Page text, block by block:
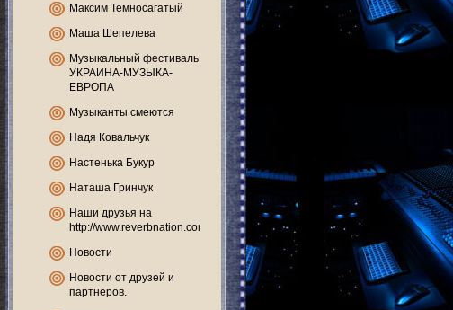
Максим Темносагатый
Маша Шепелева
Музыкальный фестиваль
УКРАИНА-МУЗЫКА-
ЕВРОПА
Музыканты смеются
Надя Ковальчук
Настенька Букур
Наташа Гринчук
Наши друзья на
http://www.reverbnation.com
Новости
Новости от друзей и
партнеров.